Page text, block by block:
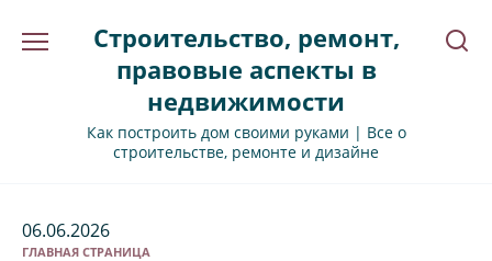
Строительство, ремонт,
правовые аспекты в
недвижимости
Как построить дом своими руками | Все о
строительстве, ремонте и дизайне
06.06.2026
ГЛАВНАЯ СТРАНИЦА